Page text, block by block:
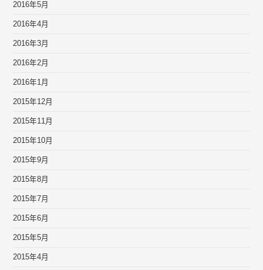
2016年5月
2016年4月
2016年3月
2016年2月
2016年1月
2015年12月
2015年11月
2015年10月
2015年9月
2015年8月
2015年7月
2015年6月
2015年5月
2015年4月